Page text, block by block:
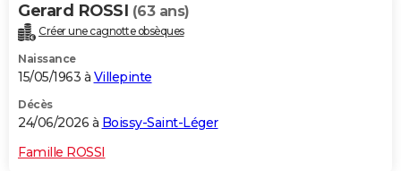
Gerard ROSSI (63 ans)
Créer une cagnotte obsèques
Naissance
15/05/1963 à Villepinte
Décès
24/06/2026 à Boissy-Saint-Léger
Famille ROSSI